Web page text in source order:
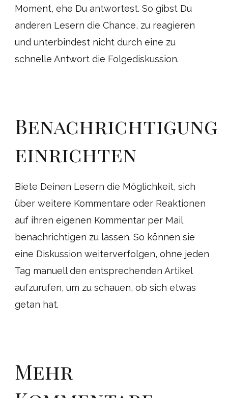
Moment, ehe Du antwortest. So gibst Du
anderen Lesern die Chance, zu reagieren
und unterbindest nicht durch eine zu
schnelle Antwort die Folgediskussion.
Benachrichtigung
einrichten
Biete Deinen Lesern die Möglichkeit, sich
über weitere Kommentare oder Reaktionen
auf ihren eigenen Kommentar per Mail
benachrichtigen zu lassen. So können sie
eine Diskussion weiterverfolgen, ohne jeden
Tag manuell den entsprechenden Artikel
aufzurufen, um zu schauen, ob sich etwas
getan hat.
Mehr